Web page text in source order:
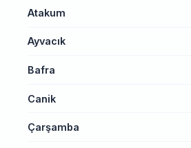
Atakum
Ayvacık
Bafra
Canik
Çarşamba